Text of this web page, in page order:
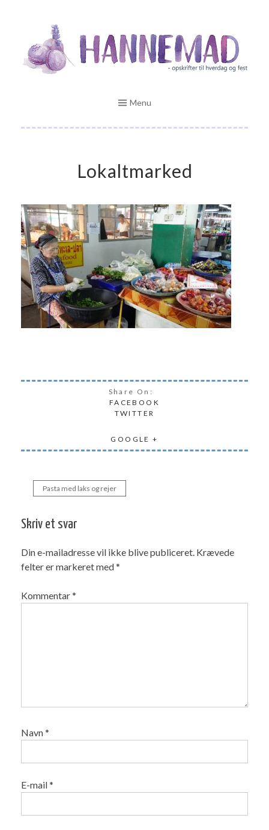
content
HANNEMAD.DK
Opskrifter til hverdag og fest
Menu
Lokaltmarked
Share On:
FACEBOOK
TWITTER
GOOGLE +
Indlægsnavigation
Pasta med laks og rejer
Skriv et svar
Din e-mailadresse vil ikke blive publiceret. Krævede
felter er markeret med*
Kommentar*
Navn*
E-mail*